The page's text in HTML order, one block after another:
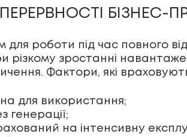
БІЗНЕС-
роботи під час повного
різкому зростанні
Фактори, які
для використання;
генерації;
на інтенсивну